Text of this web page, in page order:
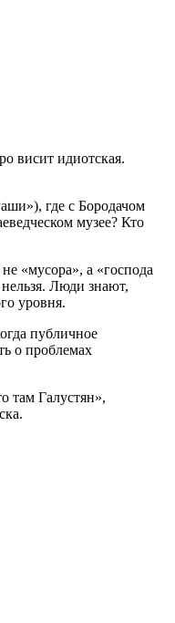
висит идиотская.
где с Бородачом
музее? Кто
«мусора», а «господа
Люди знают,
уровня.
публичное
о проблемах
там Галустян»,